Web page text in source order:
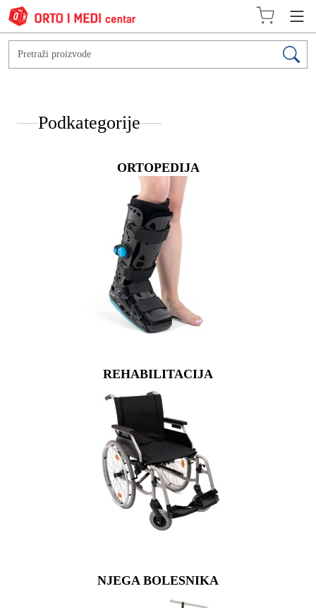
Podkategorije
ORTOPEDIJA
REHABILITACIJA
NJEGA BOLESNIKA